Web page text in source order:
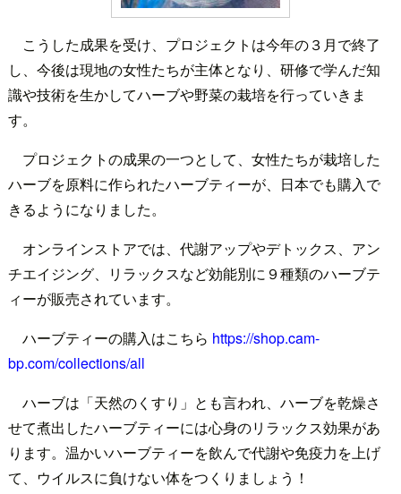
こうした成果を受け、プロジェクトは今年の３月で終了
し、今後は現地の女性たちが主体となり、研修で学んだ知
識や技術を生かしてハーブや野菜の栽培を行っていきま
す。
プロジェクトの成果の一つとして、女性たちが栽培した
ハーブを原料に作られたハーブティーが、日本でも購入で
きるようになりました。
オンラインストアでは、代謝アップやデトックス、アン
チエイジング、リラックスなど効能別に９種類のハーブテ
ィーが販売されています。
ハーブティーの購入はこちら https://shop.cam-
bp.com/collections/all
ハーブは「天然のくすり」とも言われ、ハーブを乾燥さ
せて煮出したハーブティーには心身のリラックス効果があ
ります。温かいハーブティーを飲んで代謝や免疫力を上げ
て、ウイルスに負けない体をつくりましょう！